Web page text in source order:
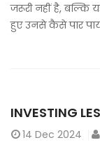
जरूरी नहीं है, बल्कि
हुए उनसे कैसे पार
INVESTING
14 Dec 2024